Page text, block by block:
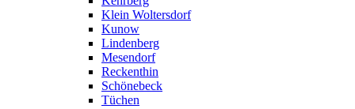
Klein Woltersdorf
Kunow
Lindenberg
Mesendorf
Reckenthin
Schönebeck
Tüchen